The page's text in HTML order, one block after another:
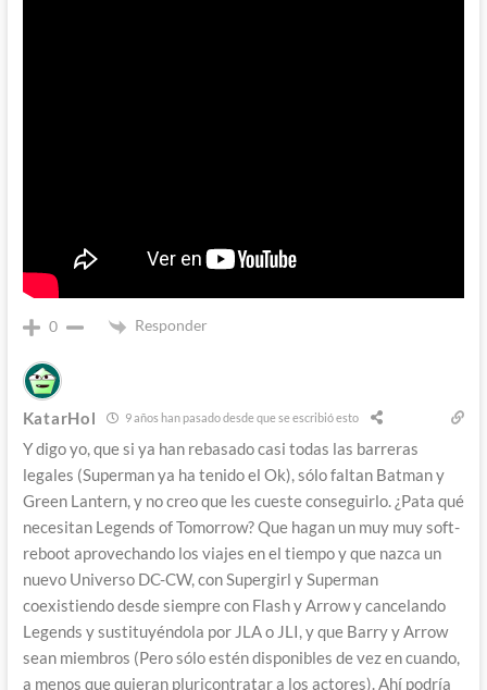
0 Responder
KatarHol 9 años han pasado desde que se escribió esto
Y digo yo, que si ya han rebasado casi todas las barreras
legales (Superman ya ha tenido el Ok), sólo faltan Batman y
Green Lantern, y no creo que les cueste conseguirlo. ¿Pata qué
necesitan Legends of Tomorrow? Que hagan un muy muy soft-
reboot aprovechando los viajes en el tiempo y que nazca un
nuevo Universo DC-CW, con Supergirl y Superman
coexistiendo desde siempre con Flash y Arrow y cancelando
Legends y sustituyéndola por JLA o JLI, y que Barry y Arrow
sean miembros (Pero sólo estén disponibles de vez en cuando,
a menos que quieran pluricontratar a los actores). Ahí podría